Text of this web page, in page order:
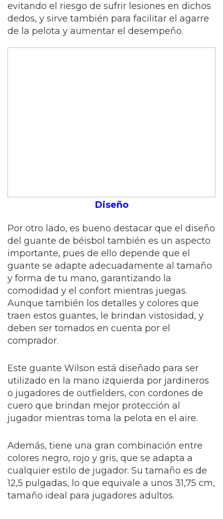
evitando el riesgo de sufrir lesiones en dichos
dedos, y sirve también para facilitar el agarre
de la pelota y aumentar el desempeño.
Diseño
Por otro lado, es bueno destacar que el diseño
del guante de béisbol también es un aspecto
importante, pues de ello depende que el
guante se adapte adecuadamente al tamaño
y forma de tu mano, garantizando la
comodidad y el confort mientras juegas.
Aunque también los detalles y colores que
traen estos guantes, le brindan vistosidad, y
deben ser tomados en cuenta por el
comprador.
Este guante Wilson está diseñado para ser
utilizado en la mano izquierda por jardineros
o jugadores de outfielders, con cordones de
cuero que brindan mejor protección al
jugador mientras toma la pelota en el aire.
Además, tiene una gran combinación entre
colores negro, rojo y gris, que se adapta a
cualquier estilo de jugador. Su tamaño es de
12,5 pulgadas, lo que equivale a unos 31,75 cm,
tamaño ideal para jugadores adultos.